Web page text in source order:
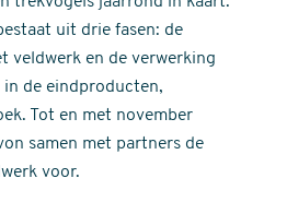
uit drie fasen: de
veldwerk en de verwerking
de eindproducten,
Tot en met november
samen met partners de
voor.